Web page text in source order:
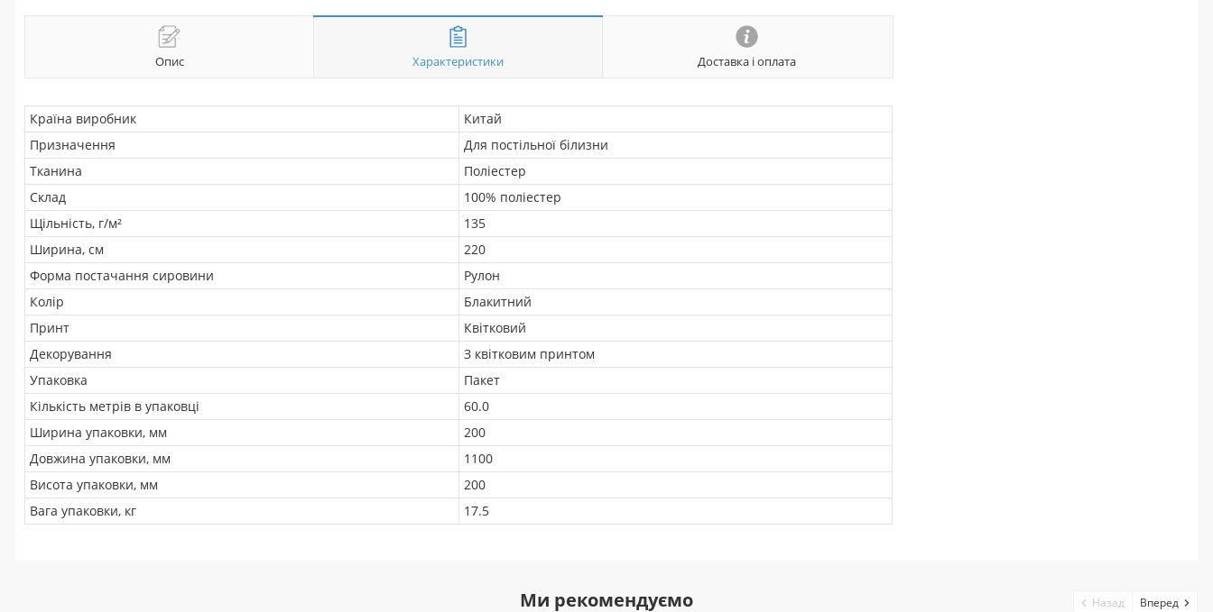
Опис Характеристики Доставка і оплата
Країна виробник
Китай
Призначення
Для постільної білизни
Тканина
Поліестер
Склад
100% поліестер
Щільність, г/м²
135
Ширина, см
220
Форма постачання сировини
Рулон
Колір
Блакитний
Принт
Квітковий
Декорування
З квітковим принтом
Упаковка
Пакет
Кількість метрів в упаковці
60.0
Ширина упаковки, мм
200
Довжина упаковки, мм
1100
Висота упаковки, мм
200
Вага упаковки, кг
17.5
Ми рекомендуємо Назад Вперед